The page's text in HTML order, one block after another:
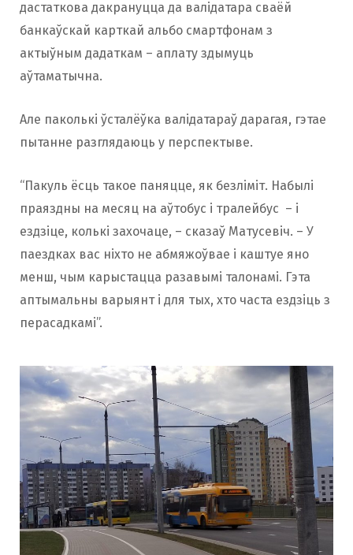
дастаткова дакрануцца да валідатара сваёй
банкаўскай карткай альбо смартфонам з
актыўным дадаткам – аплату здымуць
аўтаматычна.
Але паколькі ўсталёўка валідатараў дарагая, гэтае
пытанне разглядаюць у перспектыве.
“Пакуль ёсць такое паняцце, як безліміт. Набылі
праяздны на месяц на аўтобус і тралейбус – і
ездзіце, колькі захочаце, – сказаў Матусевіч. – У
паездках вас ніхто не абмяжоўвае і каштуе яно
менш, чым карыстацца разавымі талонамі. Гэта
аптымальны варыянт і для тых, хто часта ездзіць з
перасадкамі”.